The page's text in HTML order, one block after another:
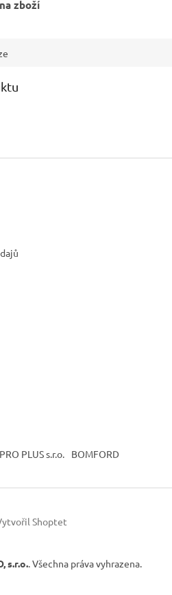
zboží
PLUS s.r.o. BOMFORD
Shoptet
s.r.o.. Všechna práva vyhrazena.